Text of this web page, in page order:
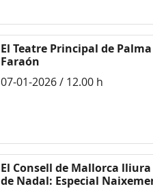
El Teatre Principal de
Faraón
07-01-2026 / 12.00 h
El Consell de Mallorca
de Nadal: Especial